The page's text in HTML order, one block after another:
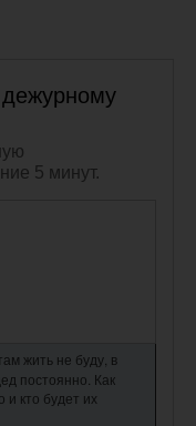
5 минут.
жить не буду, в
постоянно. Как
и кто будет их